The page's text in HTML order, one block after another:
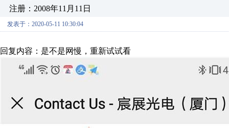
注册：2008年11月11日
发表于：2020-05-11 10:30:04
回复内容：是不是网慢，重新试试看